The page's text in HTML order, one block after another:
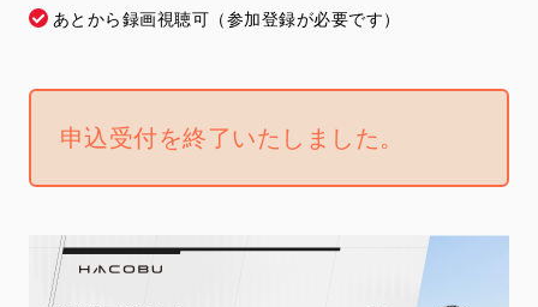
あとから録画視聴可（参加登録が必要です）
申込受付を終了いたしました。